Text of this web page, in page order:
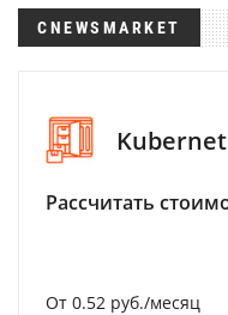
CNEWSMARKET
Рассчитать
От 0.52 руб./месяц